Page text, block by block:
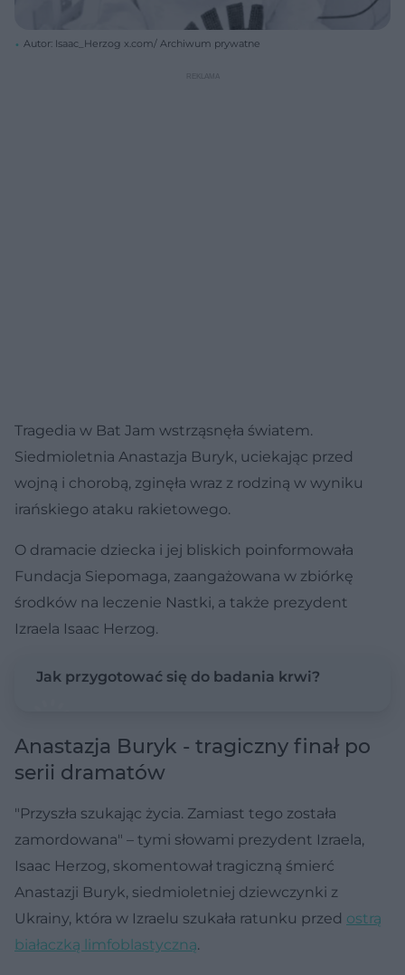
Autor: Isaac_Herzog x.com/ Archiwum prywatne
Tragedia w Bat Jam wstrząsnęła światem.
Siedmioletnia Anastazja Buryk, uciekając przed
wojną i chorobą, zginęła wraz z rodziną w wyniku
irańskiego ataku rakietowego.
O dramacie dziecka i jej bliskich poinformowała
Fundacja Siepomaga, zaangażowana w zbiórkę
środków na leczenie Nastki, a także prezydent
Izraela Isaac Herzog.
Jak przygotować się do badania krwi?
Anastazja Buryk - tragiczny finał po
serii dramatów
"Przyszła szukając życia. Zamiast tego została
zamordowana" – tymi słowami prezydent Izraela,
Isaac Herzog, skomentował tragiczną śmierć
Anastazji Buryk, siedmioletniej dziewczynki z
Ukrainy, która w Izraelu szukała ratunku przed ostrą
białaczką limfoblastyczną.